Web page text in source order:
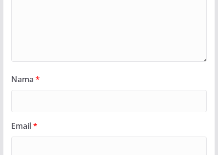
Nama *
Email*